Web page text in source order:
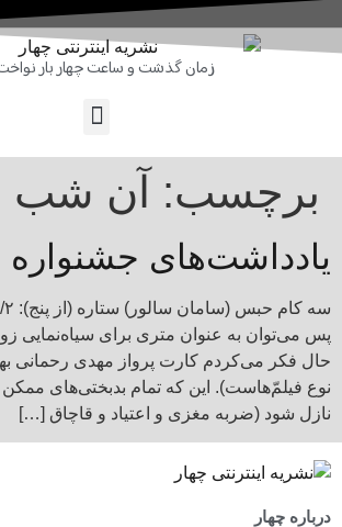
زمان گذشت و ساعت چهار بار
برچسب: آن شب
یادداشت‌های جشنواره (۹۸) –
پس می‌توان به عنوان متری برای سیاه‌نمایی
حال فکر می‌کردم کارت پرواز مهدی رحمانی
نوع فیلم‌ّهاست). این که تمام بدبختی‌های ممکن
نازل شود (ضربه مغزی و اعتیاد و قاچاق […]
درباره چهار